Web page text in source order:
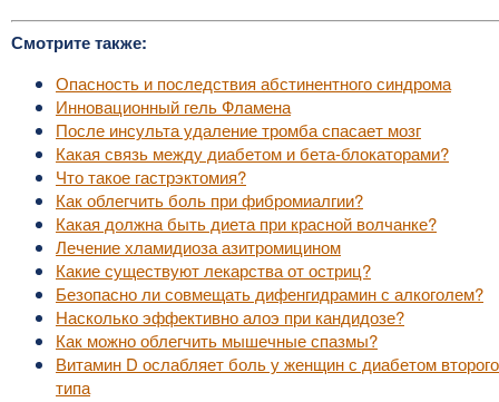
Смотрите также:
Опасность и последствия абстинентного синдрома
Инновационный гель Фламена
После инсульта удаление тромба спасает мозг
Какая связь между диабетом и бета-блокаторами?
Что такое гастрэктомия?
Как облегчить боль при фибромиалгии?
Какая должна быть диета при красной волчанке?
Лечение хламидиоза азитромицином
Какие существуют лекарства от остриц?
Безопасно ли совмещать дифенгидрамин с алкоголем?
Насколько эффективно алоэ при кандидозе?
Как можно облегчить мышечные спазмы?
Витамин D ослабляет боль у женщин с диабетом второго
типа